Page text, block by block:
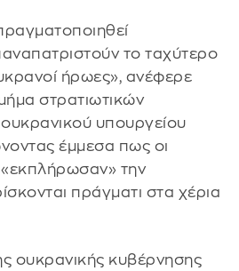
το ταχύτερο
ήρωες», ανέφερε
στρατιωτικών
υπουργείου
έμμεσα πως οι
την
πράγματι στα χέρια
ουκρανικής κυβέρνησης